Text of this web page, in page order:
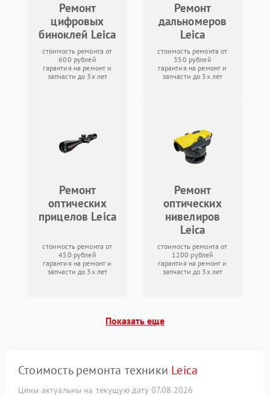
Ремонт
цифровых
биноклей Leica
стоимость ремонта от
600 рублей
гарантия на ремонт и
запчасти до 3х лет
Ремонт
дальномеров
Leica
стоимость ремонта от
350 рублей
гарантия на ремонт и
запчасти до 3х лет
Ремонт
оптических
прицелов Leica
стоимость ремонта от
450 рублей
гарантия на ремонт и
запчасти до 3х лет
Ремонт
оптических
нивелиров
Leica
стоимость ремонта от
1200 рублей
гарантия на ремонт и
запчасти до 3х лет
Показать еще
Стоимость ремонта техники Leica
Цены актуальны на текущую дату 07.08.2026